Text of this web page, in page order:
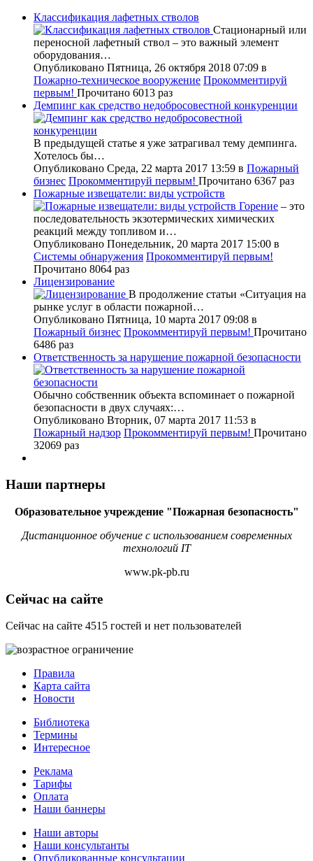
Классификация лафетных стволов
Стационарный или
переносной лафетный ствол – это важный элемент
оборудования…
Опубликовано Пятница, 26 октября 2018 07:09 в
Пожарно-техническое вооружение Прокомментируй
первым! Прочитано 6013 раз
Демпинг как средство недобросовестной конкуренции
В предыдущей статье я уже затрагивал тему демпинга.
Хотелось бы…
Опубликовано Среда, 22 марта 2017 13:59 в Пожарный
бизнес Прокомментируй первым! Прочитано 6367 раз
Пожарные извещатели: виды устройств
Горение – это
последовательность экзотермических химических
реакций между топливом и…
Опубликовано Понедельник, 20 марта 2017 15:00 в
Системы обнаружения Прокомментируй первым!
Прочитано 8064 раз
Лицензирование
В продолжение статьи «Ситуация на
рынке услуг в области пожарной…
Опубликовано Пятница, 10 марта 2017 09:08 в
Пожарный бизнес Прокомментируй первым! Прочитано
6486 раз
Ответственность за нарушение пожарной безопасности
Обычно собственник объекта вспоминает о пожарной
безопасности в двух случаях:…
Опубликовано Вторник, 07 марта 2017 11:53 в
Пожарный надзор Прокомментируй первым! Прочитано
32069 раз
Наши партнеры
Образовательное учреждение "Пожарная безопасность"
Дистанционное обучение с использованием современных
технологий IT
www.pk-pb.ru
Сейчас на сайте
Сейчас на сайте 4515 гостей и нет пользователей
Правила
Карта сайта
Новости
Библиотека
Термины
Интересное
Реклама
Тарифы
Оплата
Наши баннеры
Наши авторы
Наши консультанты
Опубликованные консультации